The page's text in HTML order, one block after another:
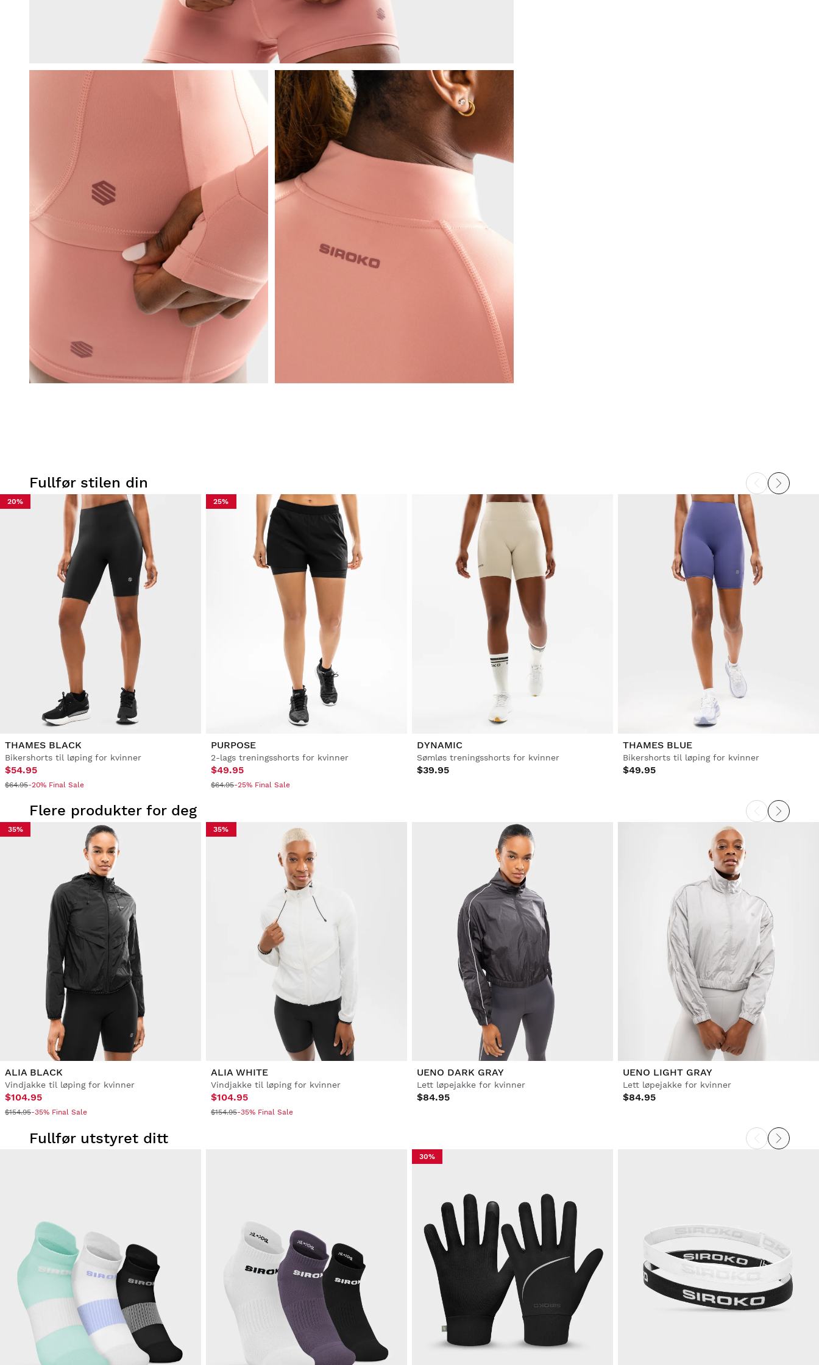
Fullfør stilen din
20%
THAMES BLACK
Bikershorts til løping for kvinner
$54.95
$64.95-20% Final Sale
25%
PURPOSE
2-lags treningsshorts for kvinner
$49.95
$64.95-25% Final Sale
DYNAMIC
Sømløs treningsshorts for kvinner
$39.95
THAMES BLUE
Bikershorts til løping for kvinner
$49.95
Flere produkter for deg
35%
ALIA BLACK
Vindjakke til løping for kvinner
$104.95
$154.95-35% Final Sale
35%
ALIA WHITE
Vindjakke til løping for kvinner
$104.95
$154.95-35% Final Sale
UENO DARK GRAY
Lett løpejakke for kvinner
$84.95
UENO LIGHT GRAY
Lett løpejakke for kvinner
$84.95
Fullfør utstyret ditt
30%